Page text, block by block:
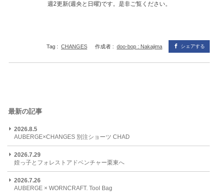
週2更新(週央と日曜)です。是非ご覧ください。
シェアする
Tag : CHANGES 作成者 : doo-bop : Nakajima
最新の記事
2026.8.5
AUBERGE×CHANGES 別注ショーツ CHAD
2026.7.29
姪っ子とフォレストアドベンチャー栗東へ
2026.7.26
AUBERGE × WORNCRAFT. Tool Bag